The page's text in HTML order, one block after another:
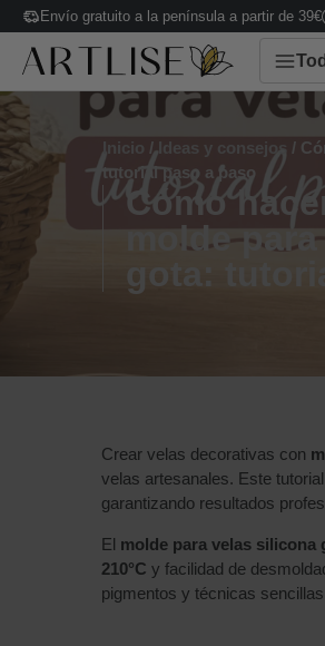
Envío gratuito a la península a partir de 39€
Inicio /Ideas y consejos /
tutorial paso a paso
Cómo
molde
gota:
Crear velas decorativas con
velas artesanales. Este
garantizando resultados
El molde para velas silicona
210°C y facilidad de
pigmentos y técnicas